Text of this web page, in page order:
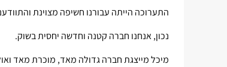
התערוכה הייתה עבורנו חשיפה מצוינת
נכון, אנחנו חברה קטנה וחדשה יחסית בשוק.
מיכל מייצגת חברה גדולה מאד, מוכרת מאד